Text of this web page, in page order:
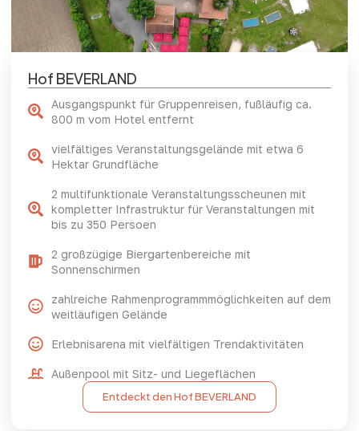
Hof BEVERLAND
Ausgangspunkt für Gruppenreisen, fußläufig ca.
800 m vom Hotel entfernt
vielfältiges Veranstaltungsgelände mit etwa 6
Hektar Grundfläche
2 multifunktionale Veranstaltungsscheunen mit
kompletter Infrastruktur für Veranstaltungen mit
bis zu 350 Persoen
2 großzügige Biergartenbereiche mit
Sonnenschirmen
zahlreiche Rahmenprogrammmöglichkeiten auf dem
weitläufigen Gelände
Erlebnisarena mit vielfältigen Trendaktivitäten
Außenpool mit Sitz- und Liegeflächen
Entdeckt den Hof BEVERLAND